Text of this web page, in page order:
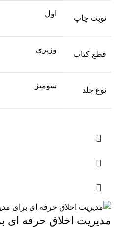
نوبت چاپ
اول
قطع کتاب
وزیری
نوع جلد
شومیز
مدیریت اخلاق حرفه ای